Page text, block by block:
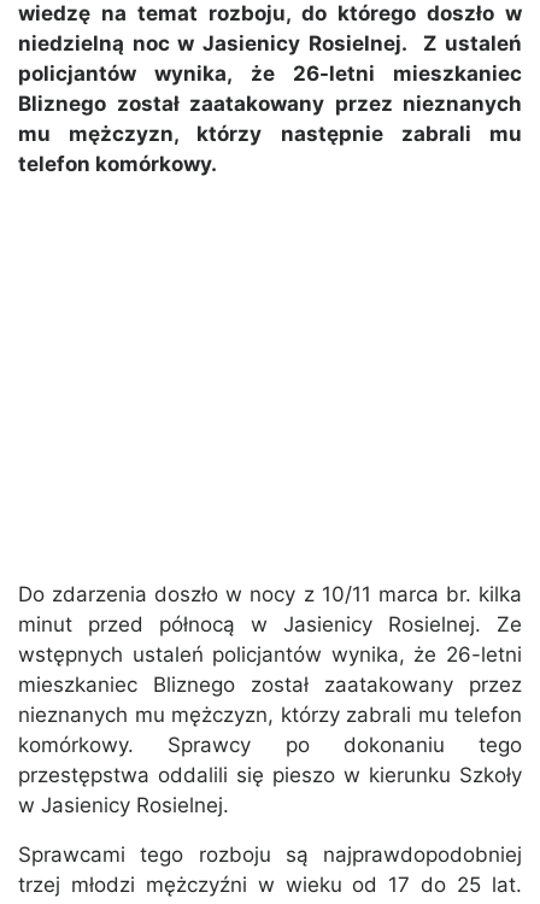
wiedzę na temat rozboju, do którego doszło w
niedzielną noc w Jasienicy Rosielnej. Z ustaleń
policjantów wynika, że 26-letni mieszkaniec
Bliznego został zaatakowany przez nieznanych
mu mężczyzn, którzy następnie zabrali mu
telefon komórkowy.
Do zdarzenia doszło w nocy z 10/11 marca br. kilka
minut przed północą w Jasienicy Rosielnej. Ze
wstępnych ustaleń policjantów wynika, że 26-letni
mieszkaniec Bliznego został zaatakowany przez
nieznanych mu mężczyzn, którzy zabrali mu telefon
komórkowy. Sprawcy po dokonaniu tego
przestępstwa oddalili się pieszo w kierunku Szkoły
w Jasienicy Rosielnej.
Sprawcami tego rozboju są najprawdopodobniej
trzej młodzi mężczyźni w wieku od 17 do 25 lat.